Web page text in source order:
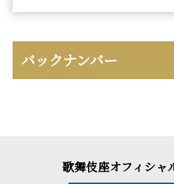
バックナンバー
歌舞伎座オフィシャ